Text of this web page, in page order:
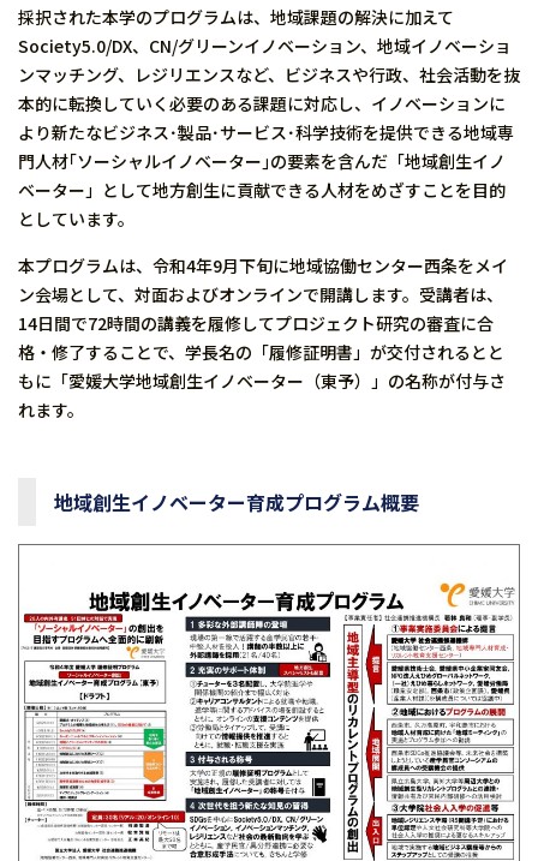
採択された本学のプログラムは、地域課題の解決に加えて
Society5.0/DX、CN/グリーンイノベーション、地域イノベーショ
ンマッチング、レジリエンスなど、ビジネスや行政、社会活動を抜
本的に転換していく必要のある課題に対応し、イノベーションに
より新たなビジネス･製品･サービス･科学技術を提供できる地域専
門人材｢ソーシャルイノベーター｣の要素を含んだ「地域創生イノ
ベーター」として地方創生に貢献できる人材をめざすことを目的
としています。
本プログラムは、令和4年9月下旬に地域協働センター西条をメイ
ン会場として、対面およびオンラインで開講します。受講者は、
14日間で72時間の講義を履修してプロジェクト研究の審査に合
格・修了することで、学長名の「履修証明書」が交付されるとと
もに「愛媛大学地域創生イノベーター（東予）」の名称が付与さ
れます。
地域創生イノベーター育成プログラム概要